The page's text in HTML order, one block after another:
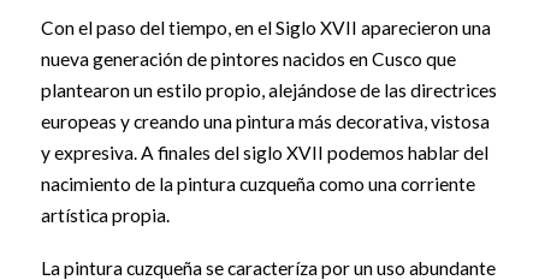
Con el paso del tiempo, en el Siglo XVII aparecieron una
nueva generación de pintores nacidos en Cusco que
plantearon un estilo propio, alejándose de las directrices
europeas y creando una pintura más decorativa, vistosa
y expresiva. A finales del siglo XVII podemos hablar del
nacimiento de la pintura cuzqueña como una corriente
artística propia.
La pintura cuzqueña se caracteríza por un uso abundante